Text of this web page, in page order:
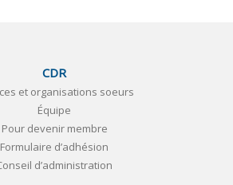
CDR
et organisations soeurs
Équipe
Pour devenir membre
Formulaire d’adhésion
d’administration